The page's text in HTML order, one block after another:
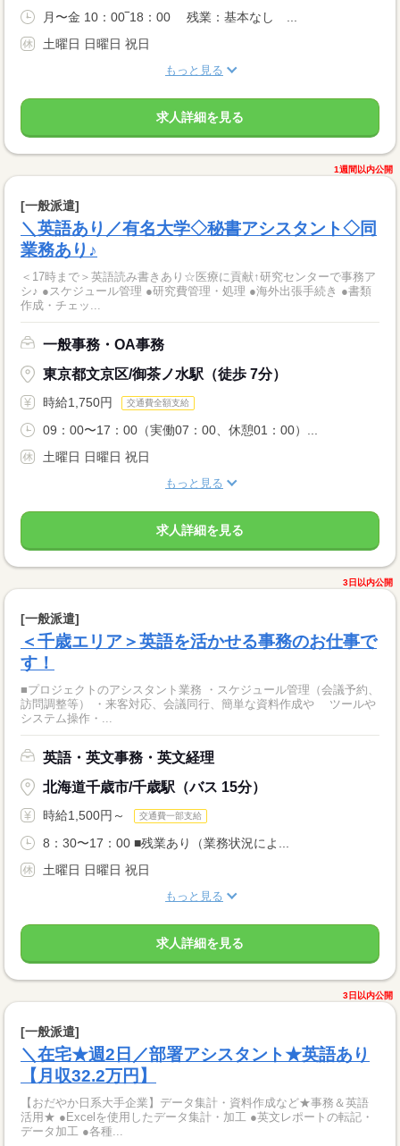
月〜金 10：00‾18：00 残業：基本なし ...
土曜日 日曜日 祝日
もっと見る
求人詳細を見る
1週間以内公開
[一般派遣]
＼英語あり／有名大学◇秘書アシスタント◇同
業務あり♪
＜17時まで＞英語読み書きあり☆医療に貢献↑研究センターで事務ア
シ♪ ●スケジュール管理 ●研究費管理・処理 ●海外出張手続き ●書類
作成・チェッ...
一般事務・OA事務
東京都文京区/御茶ノ水駅（徒歩 7分）
時給1,750円 交通費全額支給
09：00〜17：00（実働07：00、休憩01：00）...
土曜日 日曜日 祝日
もっと見る
求人詳細を見る
3日以内公開
[一般派遣]
＜千歳エリア＞英語を活かせる事務のお仕事で
す！
■プロジェクトのアシスタント業務 ・スケジュール管理（会議予約、
訪問調整等） ・来客対応、会議同行、簡単な資料作成や ツールや
システム操作・...
英語・英文事務・英文経理
北海道千歳市/千歳駅（バス 15分）
時給1,500円～ 交通費一部支給
8：30〜17：00 ■残業あり（業務状況によ...
土曜日 日曜日 祝日
もっと見る
求人詳細を見る
3日以内公開
[一般派遣]
＼在宅★週2日／部署アシスタント★英語あり
【月収32.2万円】
【おだやか日系大手企業】データ集計・資料作成など★事務＆英語
活用★ ●Excelを使用したデータ集計・加工 ●英文レポートの転記・
データ加工 ●各種...